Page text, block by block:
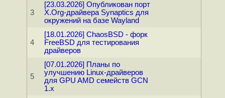
3
[23.03.2026] Опубликован порт
X.Org-драйвера Synaptics для
окружений на базе Wayland
4
[18.01.2026] ChaosBSD - форк
FreeBSD для тестирования
драйверов
5
[07.01.2026] Планы по
улучшению Linux-драйверов
для GPU AMD семейств GCN
1.x